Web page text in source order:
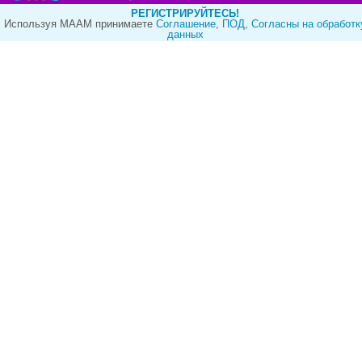
РЕГИСТРИРУЙТЕСЬ!
Используя МААМ принимаете Cоглашение, ПОД, Согласны на
данных